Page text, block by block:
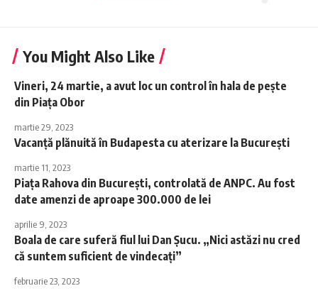
You Might Also Like
Vineri, 24 martie, a avut loc un control în hala de pește
din Piața Obor
martie 29, 2023
Vacanță plănuită în Budapesta cu aterizare la București
martie 11, 2023
Piaţa Rahova din Bucureşti, controlată de ANPC. Au fost
date amenzi de aproape 300.000 de lei
aprilie 9, 2023
Boala de care suferă fiul lui Dan Șucu. „Nici astăzi nu cred
că suntem suficient de vindecați”
februarie 23, 2023